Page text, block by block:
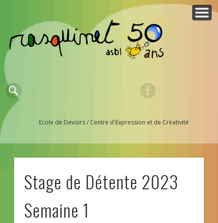
Ecole de Devoirs / Centre d'Expression et de Créativité
ESPACE MEMBRES
QUI SOMMES-NOUS ?
Stage de Détente 2023
Semaine 1